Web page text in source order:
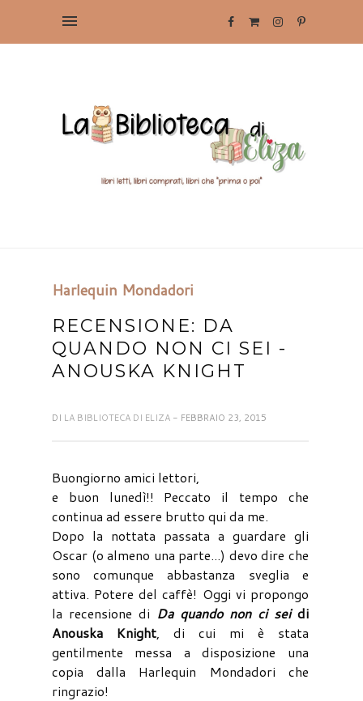
Harlequin Mondadori
RECENSIONE: DA
QUANDO NON CI SEI -
ANOUSKA KNIGHT
DI LA BIBLIOTECA DI ELIZA - FEBBRAIO 23, 2015
Buongiorno amici lettori,
e buon lunedì!! Peccato il tempo che
continua ad essere brutto qui da me.
Dopo la nottata passata a guardare gli
Oscar (o almeno una parte...) devo dire che
sono comunque abbastanza sveglia e
attiva. Potere del caffè! Oggi vi propongo
la recensione di Da quando non ci seidi
Anouska Knight, di cui mi è stata
gentilmente messa a disposizione una
copia dalla Harlequin Mondadori che
ringrazio!